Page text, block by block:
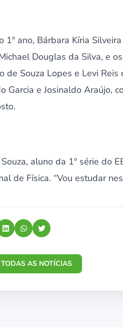
1º ano, Bárbara Kíria
Douglas da Silva, e
de Souza Lopes e Levi
Garcia e Josinaldo Araújo,
aluno da 1º série do
de Física. “Vou estudar
AS NOTÍCIAS